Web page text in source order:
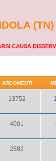
(TN)
CAUSA
ARGOMENTI
13752
4001
2882